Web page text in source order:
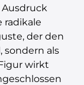
radikale
der den
sondern als
wirkt